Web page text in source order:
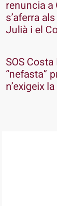
renuncia a
s’aferra
Julià i el
SOS
“nefasta”
n’exigeix